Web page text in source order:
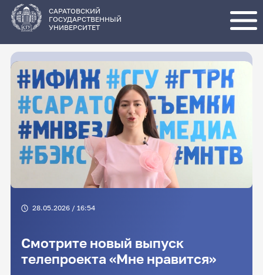
основному
содержанию
САРАТОВСКИЙ
ГОСУДАРСТВЕННЫЙ
УНИВЕРСИТЕТ
28.05.2026 / 16:54
Смотрите новый выпуск
телепроекта «Мне нравится»